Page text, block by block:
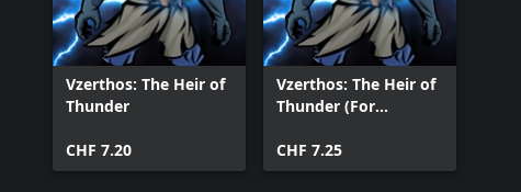
Vzerthos: The Heir of
Thunder
CHF 7.20
Vzerthos: The Heir of
Thunder (For
CHF 7.25